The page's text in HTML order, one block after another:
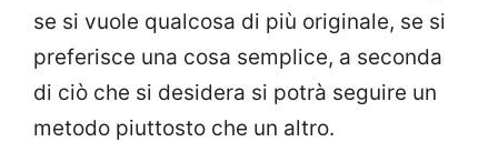
se si vuole qualcosa di più originale, se si
preferisce una cosa semplice, a seconda
di ciò che si desidera si potrà seguire un
metodo piuttosto che un altro.